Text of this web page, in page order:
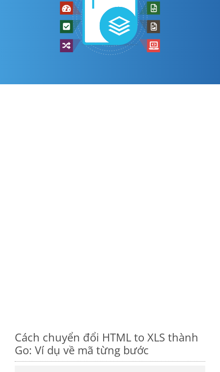
Cách chuyển đổi HTML to XLS thành
Go: Ví dụ về mã từng bước